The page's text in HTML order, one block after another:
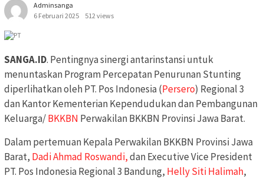
Adminsanga
6 Februari 2025
512 views
SANGA.ID. Pentingnya sinergi antarinstansi untuk
menuntaskan Program Percepatan Penurunan Stunting
diperlihatkan oleh PT. Pos Indonesia (Persero) Regional 3
dan Kantor Kementerian Kependudukan dan Pembangunan
Keluarga/BKKBN Perwakilan BKKBN Provinsi Jawa Barat.
Dalam pertemuan Kepala Perwakilan BKKBN Provinsi Jawa
Barat, Dadi Ahmad Roswandi,dan Executive Vice President
PT. Pos Indonesia Regional 3 Bandung, Helly Siti Halimah,